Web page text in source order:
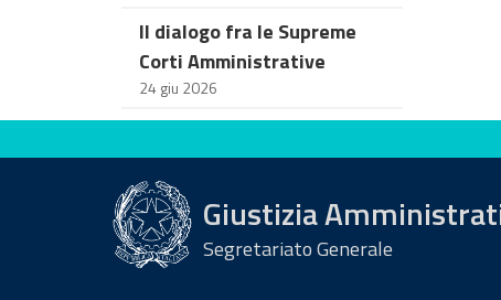
Il dialogo fra le Supreme
Corti Amministrative
24 giu 2026
Valuta questo sito
Giustizia
Segretariato Generale